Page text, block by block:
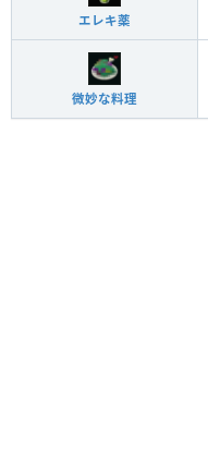
エレキ薬
微妙な料理